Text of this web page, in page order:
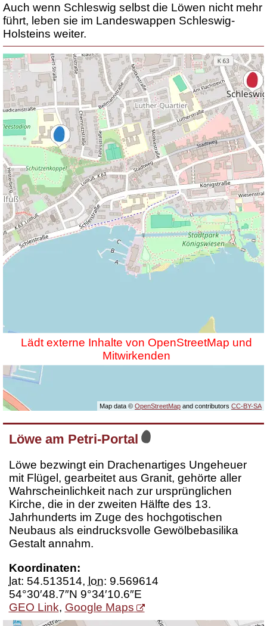
Auch wenn Schleswig selbst die Löwen nicht mehr
führt, leben sie im Landeswappen Schleswig-
Holsteins weiter.
Map data © OpenStreetMap and contributors CC-BY-SA
Lädt externe Inhalte von OpenStreetMap und
Mitwirkenden
Löwe am Petri-Portal
Löwe bezwingt ein Drachenartiges Ungeheuer
mit Flügel, gearbeitet aus Granit, gehörte aller
Wahrscheinlichkeit nach zur ursprünglichen
Kirche, die in der zweiten Hälfte des 13.
Jahrhunderts im Zuge des hochgotischen
Neubaus als eindrucksvolle Gewölbebasilika
Gestalt annahm.
Koordinaten:
lat: 54.513514, lon: 9.569614
54°30′48.7″N 9°34′10.6″E
GEO Link, Google Maps